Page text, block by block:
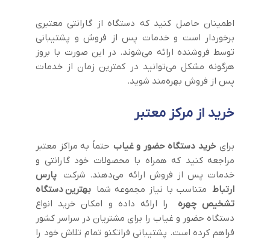
اطمینان حاصل کنید که دستگاه از گارانتی معتبری
برخوردار است و خدمات پس از فروش و پشتیبانی
توسط فروشنده ارائه می‌شوند. در این صورت با بروز
هرگونه مشکل ‌می‌توانید در کمترین زمان از خدمات
پس از فروش بهره‌مند شوید.
خرید از مرکز معتبر
برایخرید دستگاه حضور و غیاب حتماً به مراکز معتبر
مراجعه کنید که همراه با محصولات خود گارانتی و
خدمات پس از فروش ارائه می‌دهند. شرکت پارس
ارتباط متناسب با نیاز مجموعه شما بهتریندستگاه
تشخیص چهره
را ارائه داده و امکان خرید انواع
دستگاه حضور و غیاب را برای مشتریان در سراسر کشور
فراهم کرده است. پشتیبانی فراتکنو تمام تلاش خود را